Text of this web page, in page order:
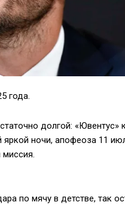
года.
долгой: «Ювентус»
ночи, апофеоза 11
миссия.
по мячу в детстве, так